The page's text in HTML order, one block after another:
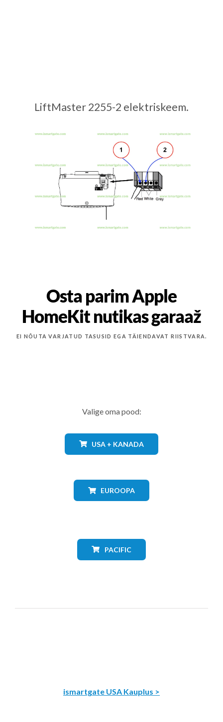
LiftMaster 2255-2 elektriskeem.
Osta parim Apple
HomeKit nutikas garaaž
EI NÕUTA VARJATUD TASUSID EGA TÄIENDAVAT RIISTVARA.
Valige oma pood:
USA + KANADA
EUROOPA
PACIFIC
ismartgate USA Kauplus >